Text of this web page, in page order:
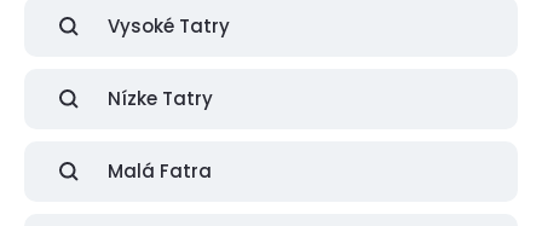
Vysoké Tatry
Nízke Tatry
Malá Fatra